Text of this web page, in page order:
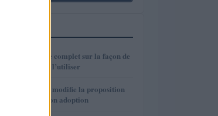
2024 : guide complet sur la façon de
et de l’utiliser
: le Sénat modifie la proposition
loi et retarde son adoption